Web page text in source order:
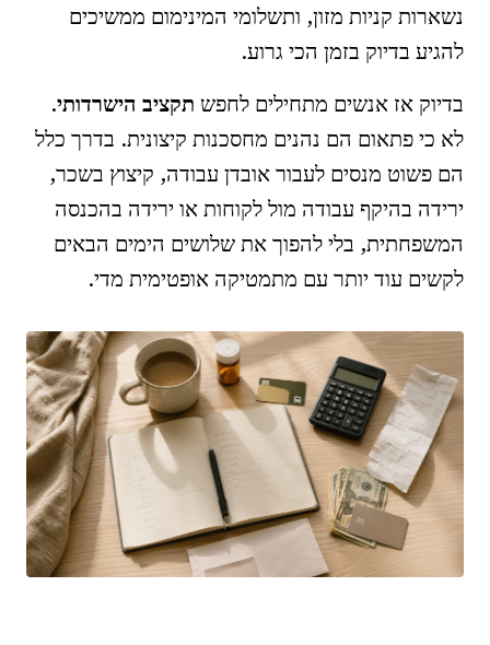
נשארות קניות מזון, ותשלומי המינימום ממשיכים
להגיע בדיוק בזמן הכי גרוע.
בדיוק אז אנשים מתחילים לחפש תקציב הישרדותי.
לא כי פתאום הם נהנים מחסכנות קיצונית. בדרך כלל
הם פשוט מנסים לעבור אובדן עבודה, קיצוץ בשכר,
ירידה בהיקף עבודה מול לקוחות או ירידה בהכנסה
המשפחתית, בלי להפוך את שלושים הימים הבאים
לקשים עוד יותר עם מתמטיקה אופטימית מדי.